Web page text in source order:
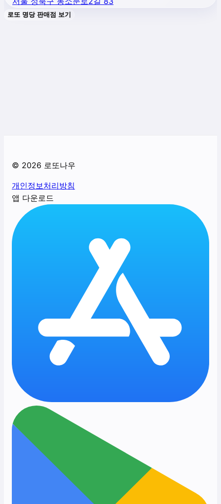
로또 명당 판매점 보기
© 2026 로또나우
개인정보처리방침
앱 다운로드